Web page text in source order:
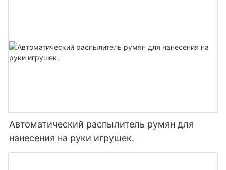
Автоматический распылитель румян для
нанесения на руки игрушек.